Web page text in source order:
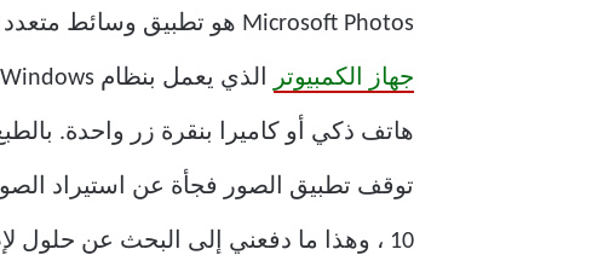
Microsoft Photos هو تطبيق وسائط متعدد الأوجه يتيح لك التعامل مع مجموعة كاملة من الوظائف المتعلقة بالصور و
جهاز الكمبيوتر
10 ، وهذا ما دفعني إلى البحث عن حلول لإصلاح هذه المشكلة.